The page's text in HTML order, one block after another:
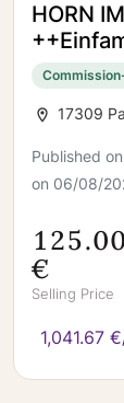
HORN
großem
bei
17309
Published
on 06/08/
€
Selling Price
1,041.67